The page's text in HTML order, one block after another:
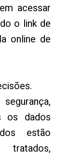
acessar
o link de
online de
os dados
estão